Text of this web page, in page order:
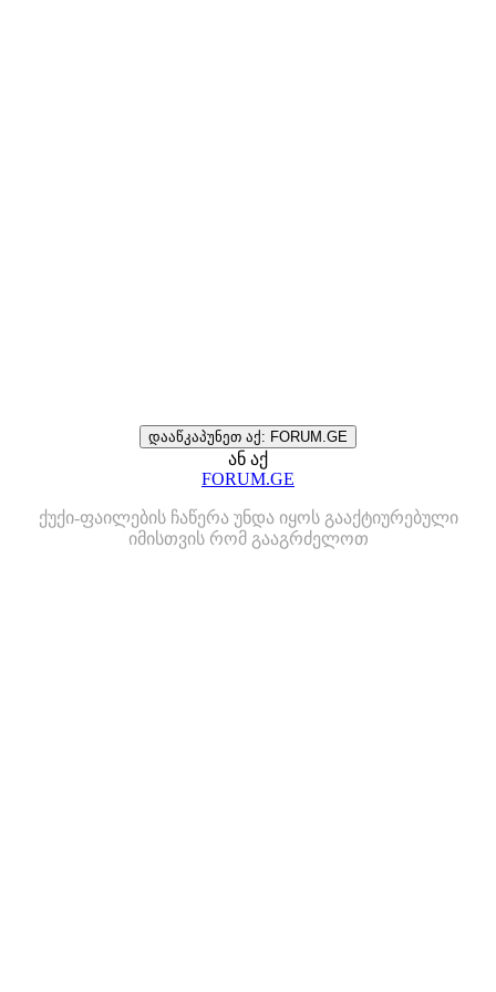
დააწკაპუნეთ აქ: FORUM.GE
ან აქ
FORUM.GE
ქუქი-ფაილების ჩაწერა უნდა იყოს გააქტიურებული
იმისთვის რომ გააგრძელოთ